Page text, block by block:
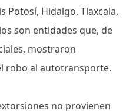
Potosí, Hidalgo, Tlaxcala,
son entidades que, de
mostraron
robo al autotransporte.
no provienen